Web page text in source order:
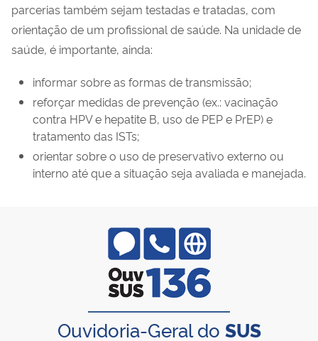
parcerias também sejam testadas e tratadas, com
orientação de um profissional de saúde. Na unidade de
saúde, é importante, ainda:
informar sobre as formas de transmissão;
reforçar medidas de prevenção (ex.: vacinação
contra HPV e hepatite B, uso de PEP e PrEP) e
tratamento das ISTs;
orientar sobre o uso de preservativo externo ou
interno até que a situação seja avaliada e manejada.
Ouvidoria-Geral do SUS